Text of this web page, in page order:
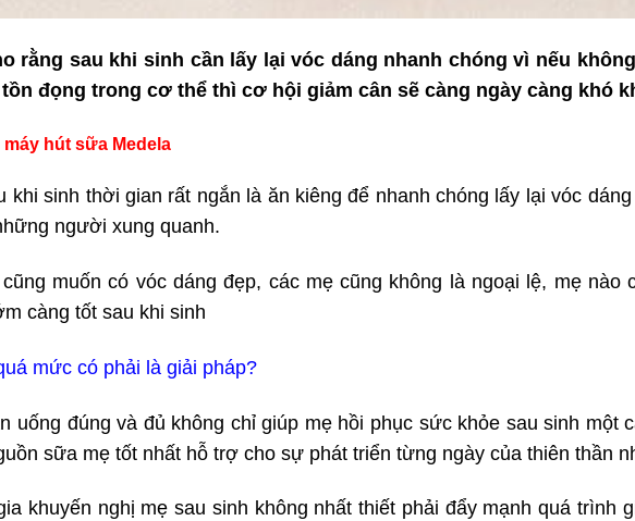
rằng sau khi sinh cần lấy lại vóc dáng nhanh chóng vì nếu
đọng trong cơ thể thì cơ hội giảm cân sẽ càng ngày càng khó
hút sữa Medela
khi sinh thời gian rất ngắn là ăn kiêng để nhanh chóng lấy lại vóc
người xung quanh.
muốn có vóc dáng đẹp, các mẹ cũng không là ngoại lệ, mẹ nào
càng tốt sau khi sinh
mức có phải là giải pháp?
uống đúng và đủ không chỉ giúp mẹ hồi phục sức khỏe sau sinh một
sữa mẹ tốt nhất hỗ trợ cho sự phát triển từng ngày của thiên thần
khuyến nghị mẹ sau sinh không nhất thiết phải đẩy mạnh quá trình